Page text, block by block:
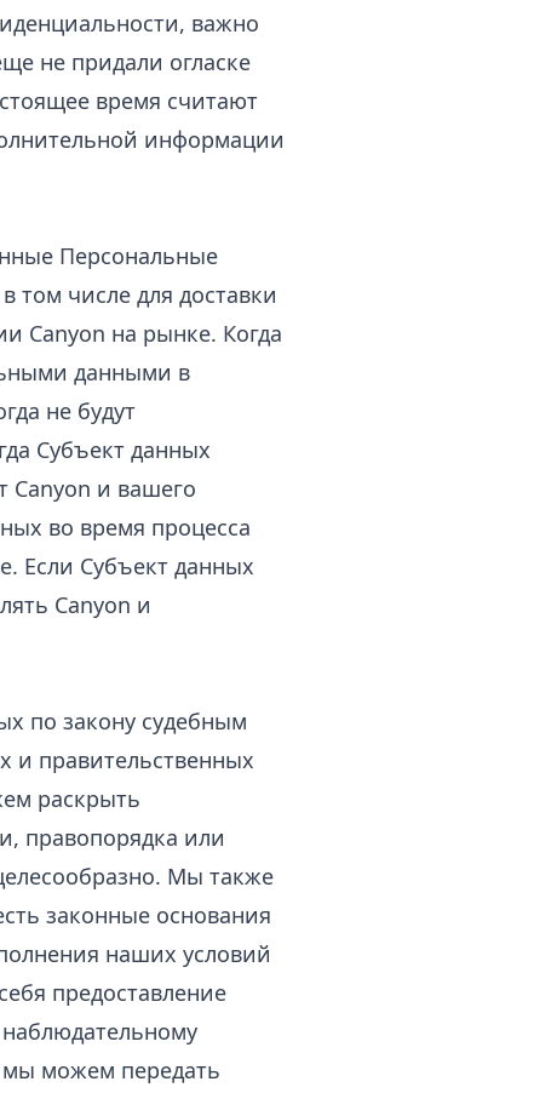
важно
не придали огласке
время считают
информации
Персональные
том числе для доставки
Canyon на рынке. Когда
данными в
не будут
Субъект данных
Canyon и вашего
во время процесса
Если Субъект данных
Canyon и
по закону судебным
и правительственных
раскрыть
правопорядка или
Мы также
законные основания
наших условий
предоставление
мы можем передать